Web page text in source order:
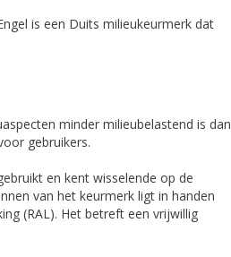
is een Duits milieukeurmerk dat
minder milieubelastend is dan
gebruikers.
en kent wisselende op de
van het keurmerk ligt in handen
(RAL). Het betreft een vrijwillig